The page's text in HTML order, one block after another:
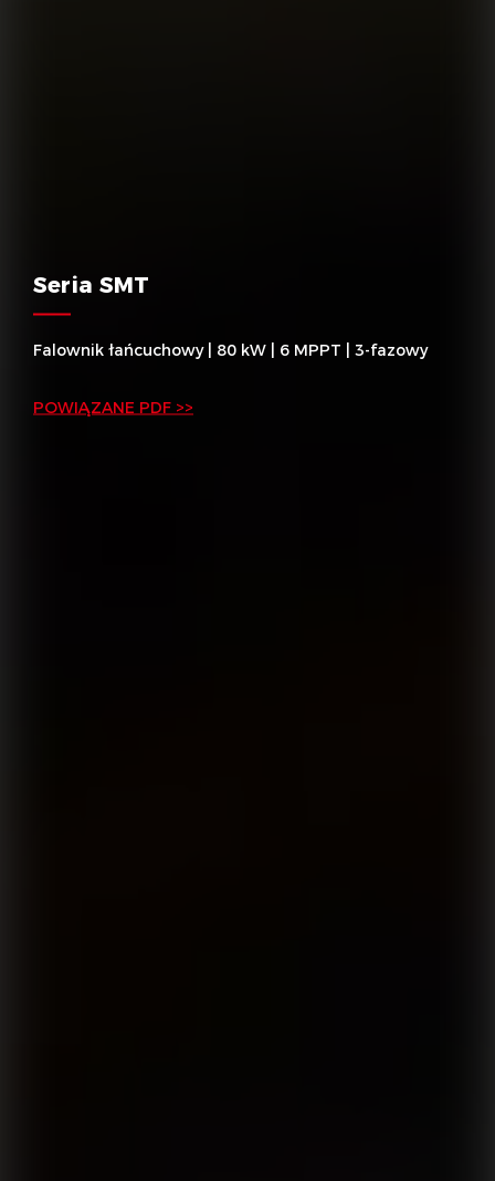
Seria SMT
Falownik łańcuchowy | 80 kW | 6 MPPT | 3-fazowy
POWIĄZANE PDF >>